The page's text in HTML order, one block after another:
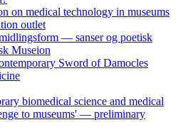
on medical technology in museums
outlet
— sanser og poetisk
Museion
Sword of Damocles
biomedical science and medical
to museums' — preliminary